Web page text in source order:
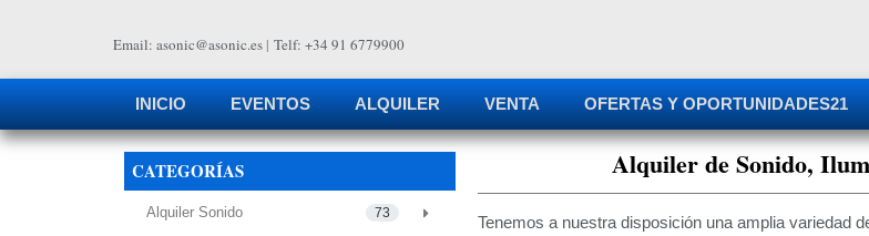
Email: asonic@asonic.es | Telf: +34 91 6779900
INICIO EVENTOS ALQUILER VENTA OFERTAS Y OPORTUNIDADES21
CATEGORÍAS
Alquiler Sonido 73
Alquiler de Sonido,
Tenemos a nuestra disposición una amplia variedad